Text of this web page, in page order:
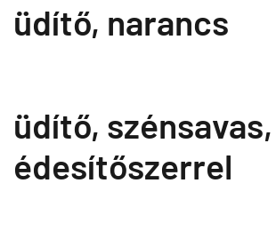
üdítő, narancs
üdítő, szénsavas,
édesítőszerrel